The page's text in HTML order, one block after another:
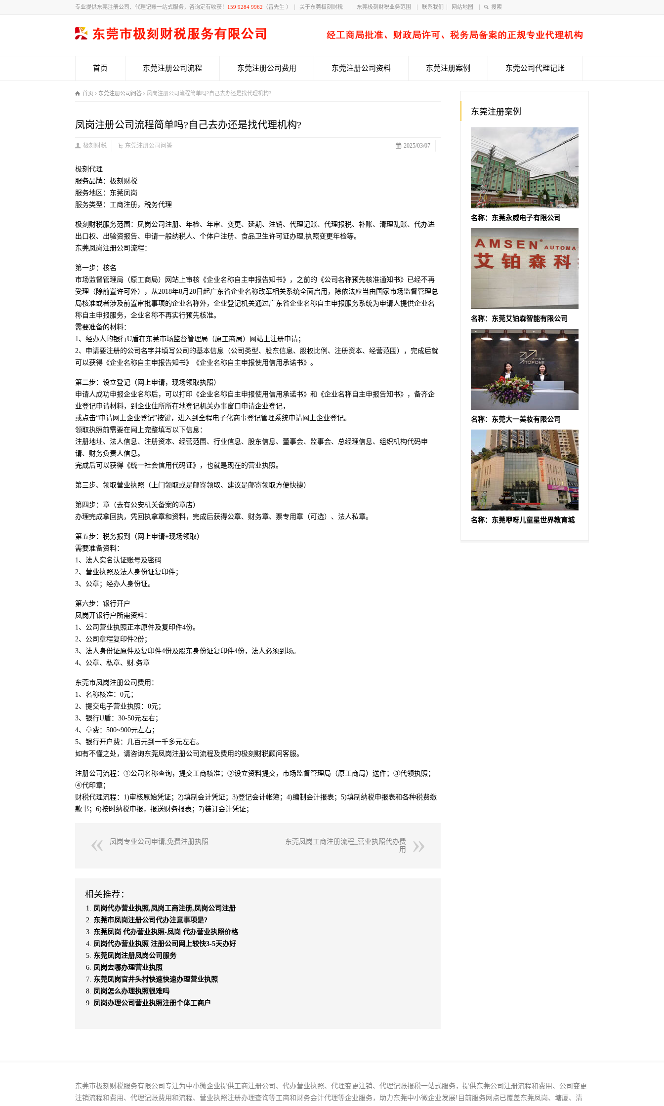
专业提供东莞注册公司、代理记账一站式服务，咨询定有收获！ 159 9284 9962 （曾先生 ） 关于东莞极刻财税 东莞极刻财税业务范围 联系我们 网站地图
首页 东莞注册公司流程 东莞注册公司费用 东莞注册公司资料 东莞注册案例 东莞公司代理记账
首页 东莞注册公司问答 凤岗注册公司流程简单吗?自己去办还是找代理机构?
凤岗注册公司流程简单吗?自己去办还是找代理机构?
2025/03/07
极刻财税 东莞注册公司问答
极刻代理
服务品牌：极刻财税
服务地区：东莞凤岗
服务类型：工商注册，税务代理
极刻财税服务范围：凤岗公司注册、年检、年审、变更、延期、注销、代理记账、代理报税、补账、清理乱账、代办进
出口权、出验资报告、申请一般纳税人、个体户注册、食品卫生许可证办理,执照变更年检等。
东莞凤岗注册公司流程：
第一步：核名
市场监督管理局（原工商局）网站上审核《企业名称自主申报告知书》，之前的《公司名称预先核准通知书》已经不再
受理（除前置许可外），从2018年8月20日起广东省企业名称改革相关系统全面启用，除依法应当由国家市场监督管理总
局核准或者涉及前置审批事项的企业名称外，企业登记机关通过广东省企业名称自主申报服务系统为申请人提供企业名
称自主申报服务，企业名称不再实行预先核准。
需要准备的材料：
1、经办人的银行U盾在东莞市场监督管理局（原工商局）网站上注册申请；
2、申请要注册的公司名字并填写公司的基本信息（公司类型、股东信息、股权比例、注册资本、经营范围），完成后就
可以获得《企业名称自主申报告知书》《企业名称自主申报使用信用承诺书》。
第二步：设立登记（网上申请，现场领取执照）
申请人成功申报企业名称后，可以打印《企业名称自主申报使用信用承诺书》和《企业名称自主申报告知书》，备齐企
业登记申请材料，到企业住所所在地登记机关办事窗口申请企业登记，
或点击“申请网上企业登记”按键，进入到全程电子化商事登记管理系统申请网上企业登记。
领取执照前需要在网上完整填写以下信息：
注册地址、法人信息、注册资本、经营范围、行业信息、股东信息、董事会、监事会、总经理信息、组织机构代码申
请、财务负责人信息。
完成后可以获得《统一社会信用代码证》，也就是现在的营业执照。
第三步、领取营业执照（上门领取或是邮寄领取、建议是邮寄领取方便快捷）
第四步：章（去有公安机关备案的章店）
办理完成拿回执，凭回执拿章和资料，完成后获得公章、财务章、票专用章（可选）、法人私章。
第五步：税务报到（网上申请+现场领取）
需要准备资料：
1、法人实名认证账号及密码
2、营业执照及法人身份证复印件；
3、公章；经办人身份证。
第六步：银行开户
凤岗开银行户所需资料：
1、公司营业执照正本原件及复印件4份。
2、公司章程复印件2份；
3、法人身份证原件及复印件4份及股东身份证复印件4份，法人必须到场。
4、公章、私章、财.务章
东莞市凤岗注册公司费用：
1、名称核准：0元；
2、提交电子营业执照：0元；
3、银行U盾：30-50元左右；
4、章费：500~900元左右；
5、银行开户费：几百元到一千多元左右。
如有不懂之处，请咨询东莞凤岗注册公司流程及费用的极刻财税顾问客服。
注册公司流程：①公司名称查询，提交工商核准；②设立资料提交，市场监督管理局（原工商局）送件；③代领执照；
④代印章；
财税代理流程：1)审核原始凭证；2)填制会计凭证；3)登记会计帐簿；4)编制会计报表；5)填制纳税申报表和各种税费缴
款书；6)按时纳税申报，报送财务报表；7)装订会计凭证；
凤岗专业公司申请,免费注册执照
东莞凤岗工商注册流程_营业执照代办费
用
相关推荐：
凤岗代办营业执照,凤岗工商注册,凤岗公司注册
东莞市凤岗注册公司代办注意事项是?
东莞凤岗 代办营业执照-凤岗 代办营业执照价格
凤岗代办营业执照 注册公司网上较快3-5天办好
东莞凤岗注册凤岗公司服务
凤岗去哪办理营业执照
东莞凤岗官井头村快速快速办理营业执照
凤岗怎么办理执照很难吗
凤岗办理公司营业执照注册个体工商户
东莞注册案例
名称：东莞永威电子有限公司
名称：东莞艾铂森智能有限公司
名称：东莞大一美妆有限公司
名称：东莞咿呀儿童星世界教育城
东莞市极刻财税服务有限公司专注为中小微企业提供工商注册公司、代办营业执照、代理变更注销、代理记账报税一站式服务，提供东莞公司注册流程和费用、公司变更
注销流程和费用、代理记账费用和流程、营业执照注册办理查询等工商和财务会计代理等企业服务，助力东莞中小微企业发展!目前服务网点已覆盖东莞凤岗、塘厦、清